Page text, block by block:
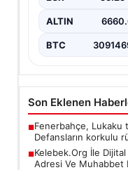
ALTIN
BTC
Son Eklenen
■Fenerbahçe,
Defansların korkulu
■Kelebek.Org İle
Adresi Ve Muhabbet